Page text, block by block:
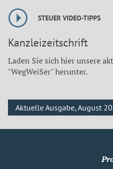
STEUER VIDEO-TIPPS
Kanzleizeitschrift
Laden Sie sich hier unsere
"WegWeiSer" herunter.
Aktuelle Ausgabe, August